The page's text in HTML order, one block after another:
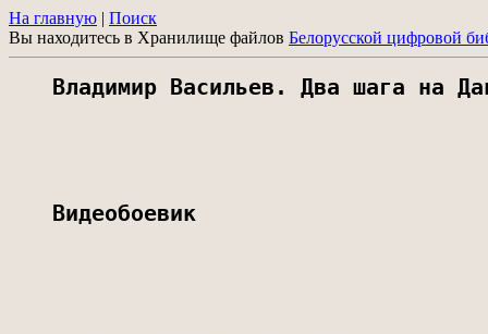
На главную | Поиск
Вы находитесь в Хранилище файлов Белорусской цифровой
Владимир Васильев. Два шага на